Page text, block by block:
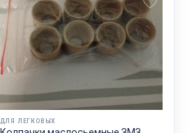
ДЛЯ ЛЕГКОВЫХ